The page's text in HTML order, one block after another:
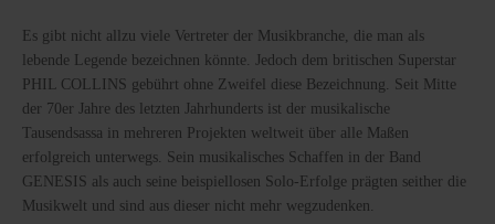
Es gibt nicht allzu viele Vertreter der Musikbranche, die man als
lebende Legende bezeichnen könnte. Jedoch dem britischen Superstar
PHIL COLLINS gebührt ohne Zweifel diese Bezeichnung. Seit Mitte
der 70er Jahre des letzten Jahrhunderts ist der musikalische
Tausendsassa in mehreren Projekten weltweit über alle Maßen
erfolgreich unterwegs. Sein musikalisches Schaffen in der Band
GENESIS als auch seine beispiellosen Solo-Erfolge prägten seither die
Musikwelt und sind aus dieser nicht mehr wegzudenken.